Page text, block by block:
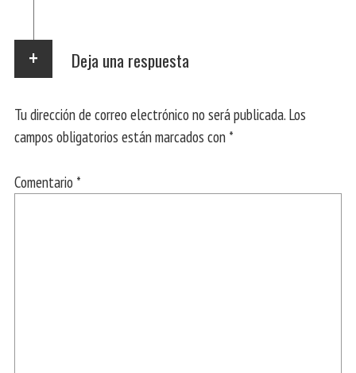
Deja una respuesta
Tu dirección de correo electrónico no será publicada. Los
campos obligatorios están marcados con *
Comentario *